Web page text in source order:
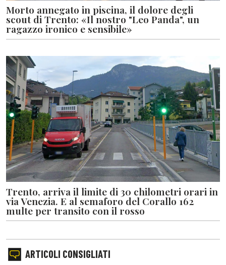
Morto annegato in piscina, il dolore degli
scout di Trento: «Il nostro "Leo Panda", un
ragazzo ironico e sensibile»
Trento, arriva il limite di 30 chilometri orari in
via Venezia. E al semaforo del Corallo 162
multe per transito con il rosso
ARTICOLI CONSIGLIATI